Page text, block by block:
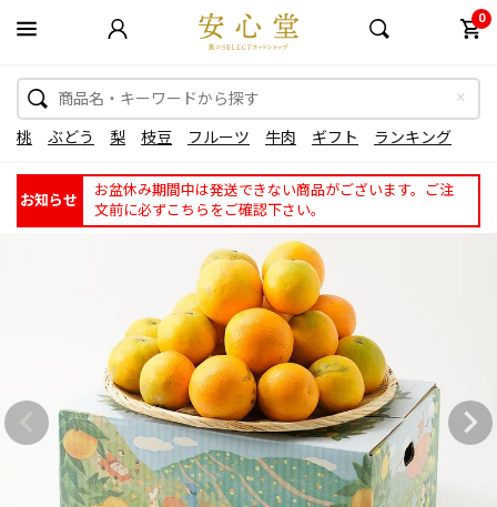
0
桃 ぶどう 梨 枝豆 フルーツ 牛肉 ギフト ランキング
お知らせ
お盆休み期間中は発送できない商品がございます。ご注
文前に必ずこちらをご確認下さい。